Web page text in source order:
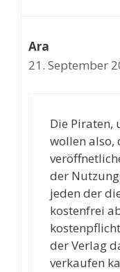
Ara
21. September
Die Piraten,
wollen also,
der
jeden der
kostenfrei
der Verlag
verkaufen